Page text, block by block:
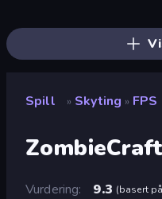
Spill » Skyting » FPS
Vurdering 9.3 (basert